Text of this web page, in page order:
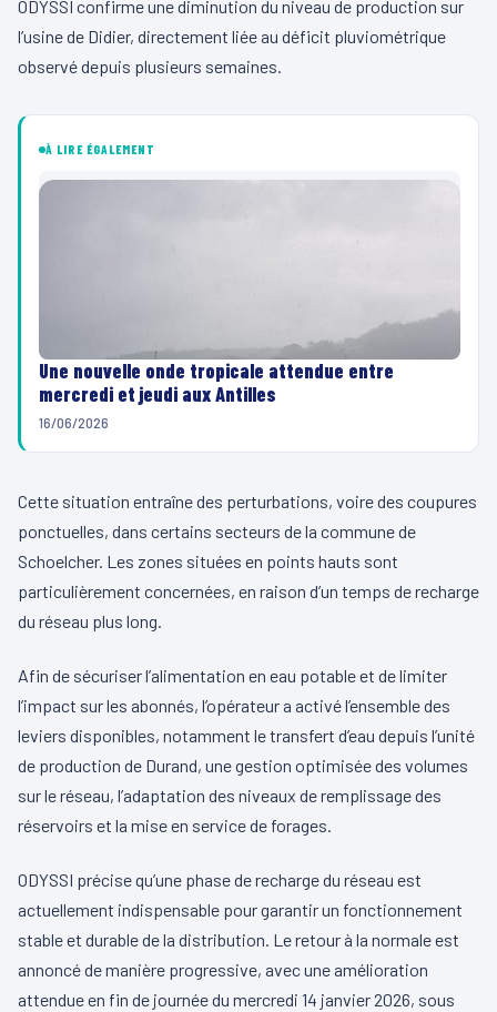
ODYSSI confirme une diminution du niveau de production sur
l’usine de Didier, directement liée au déficit pluviométrique
observé depuis plusieurs semaines.
À LIRE ÉGALEMENT
Une nouvelle onde tropicale attendue entre
mercredi et jeudi aux Antilles
16/06/2026
Cette situation entraîne des perturbations, voire des coupures
ponctuelles, dans certains secteurs de la commune de
Schoelcher. Les zones situées en points hauts sont
particulièrement concernées, en raison d’un temps de recharge
du réseau plus long.
Afin de sécuriser l’alimentation en eau potable et de limiter
l’impact sur les abonnés, l’opérateur a activé l’ensemble des
leviers disponibles, notamment le transfert d’eau depuis l’unité
de production de Durand, une gestion optimisée des volumes
sur le réseau, l’adaptation des niveaux de remplissage des
réservoirs et la mise en service de forages.
ODYSSI précise qu’une phase de recharge du réseau est
actuellement indispensable pour garantir un fonctionnement
stable et durable de la distribution. Le retour à la normale est
annoncé de manière progressive, avec une amélioration
attendue en fin de journée du mercredi 14 janvier 2026, sous